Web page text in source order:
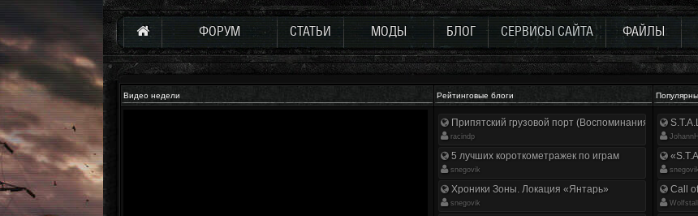
ФОРУМ СТАТЬИ МОДЫ БЛОГ СЕРВИСЫ САЙТА ФАЙЛЫ
Видео недели Рейтинговые блоги
Припятский грузовой порт (Воспоминания
racindp
5 лучших короткометражек по играм
snegovik
Хроники Зоны. Локация «Янтарь»
snegovik
snegovik
Call